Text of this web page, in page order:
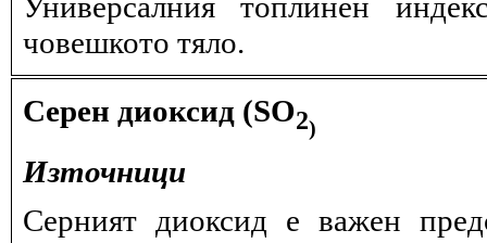
Универсалния топлинен
човешкото тяло.
Серен диоксид (SO2)
Източници
Серният диоксид е важен